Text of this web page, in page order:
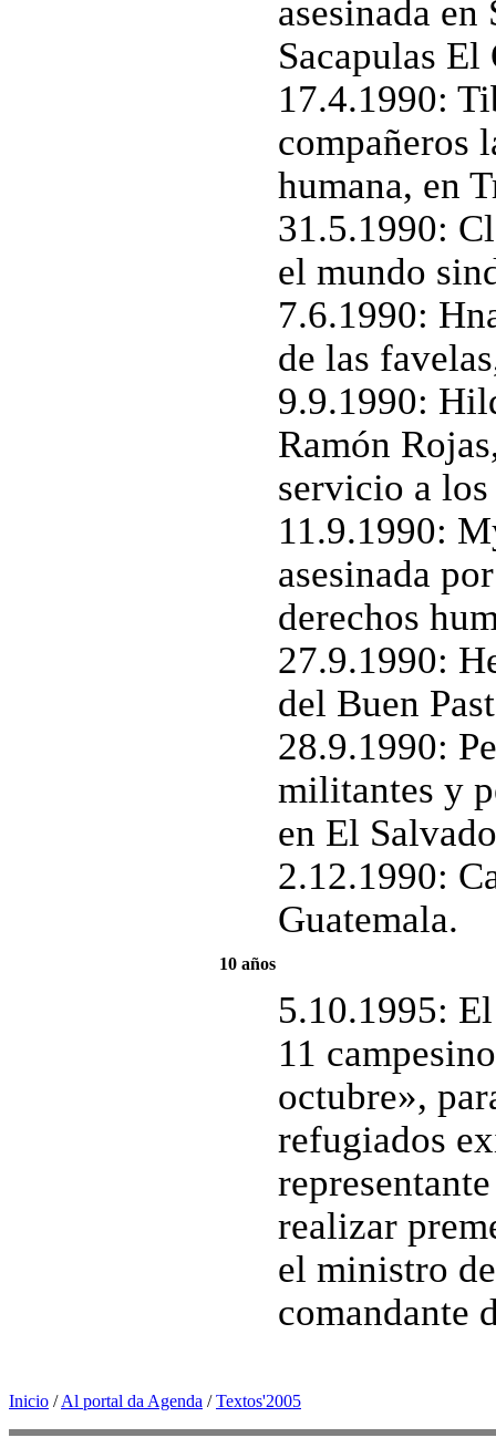
asesinada
Sacapulas
17.4.1990:
compañeros
humana, en
31.5.1990:
el mundo
7.6.1990:
de las
9.9.1990:
Ramón
servicio a
11.9.1990:
asesinada
derechos
27.9.1990:
del Buen
28.9.1990:
militantes y
en El
2.12.1990:
Guatemala.
10 años
5.10.1995:
11
octubre»,
refugiados
realizar
el ministro
comandante
Inicio /Al portal da Agenda /Textos'2005